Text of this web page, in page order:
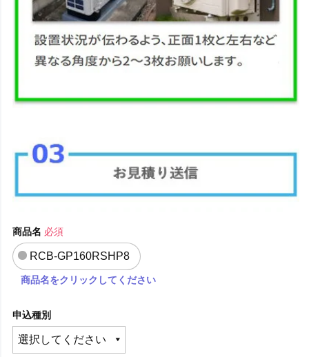
商品名 必須
RCB-GP160RSHP8
商品名をクリックしてください
申込種別